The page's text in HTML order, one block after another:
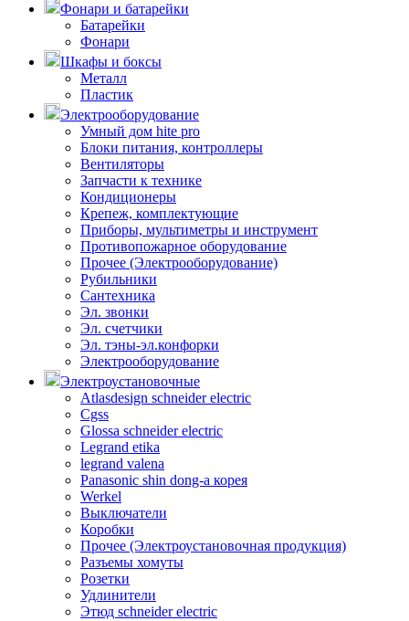
Фонари и батарейки
Батарейки
Фонари
Шкафы и боксы
Металл
Пластик
Электрооборудование
Умный дом hite pro
Блоки питания, контроллеры
Вентиляторы
Запчасти к технике
Кондиционеры
Крепеж, комплектующие
Приборы, мультиметры и инструмент
Противопожарное оборудование
Прочее (Электрооборудование)
Рубильники
Сантехника
Эл. звонки
Эл. счетчики
Эл. тэны-эл.конфорки
Электрооборудование
Электроустановочные
Atlasdesign schneider electric
Cgss
Glossa schneider electric
Legrand etika
legrand valena
Panasonic shin dong-a корея
Werkel
Выключатели
Коробки
Прочее (Электроустановочная продукция)
Разъемы хомуты
Розетки
Удлинители
Этюд schneider electric